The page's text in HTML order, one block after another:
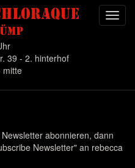
39 - 2. hinterhof
mitte
abonnieren, dann
Newsletter" an rebecca